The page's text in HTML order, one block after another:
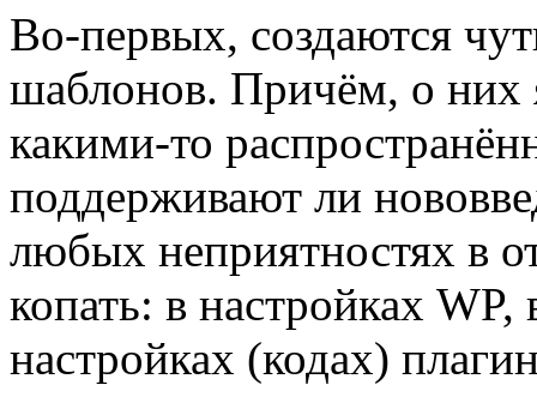
Во-первых, создаются
шаблонов. Причём, о них
какими-то
поддерживают ли
любых неприятностях в
копать: в настройках
настройках (кодах)